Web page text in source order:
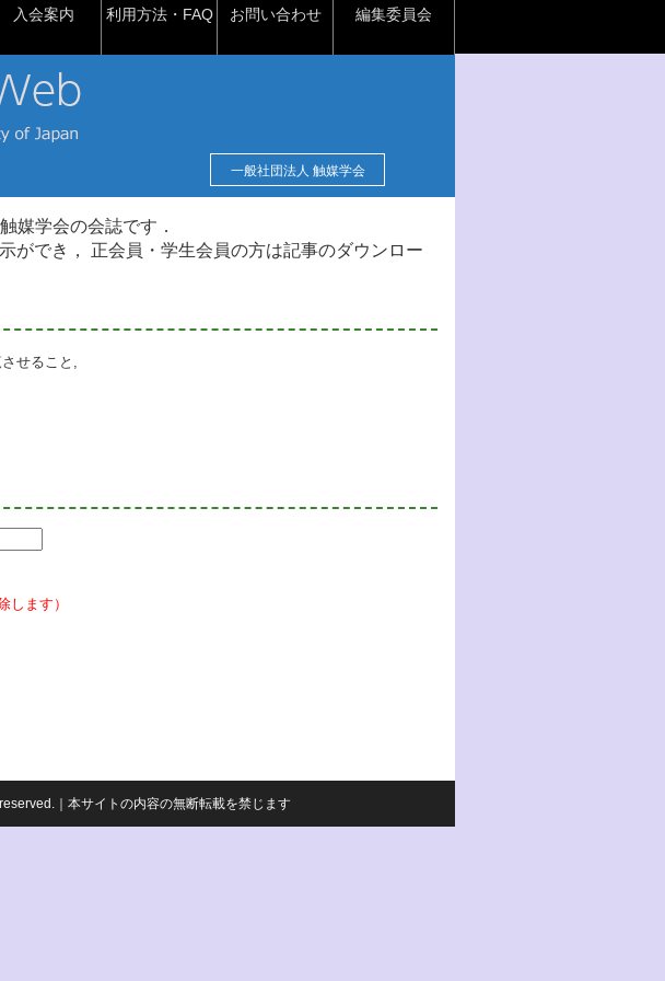
入会案内 利用方法・FAQ お問い合わせ 編集委員会
一般社団法人 触媒学会
媒学会の会誌です．
ができ， 正会員・学生会員の方は記事のダウンロー
せること,
ます）
｜本サイトの内容の無断転載を禁じます